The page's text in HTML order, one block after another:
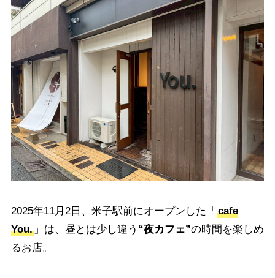
2025年11月2日、米子駅前にオープンした「 cafe
You.」は、昼とは少し違う “夜カフェ”の時間を楽しめ
るお店。